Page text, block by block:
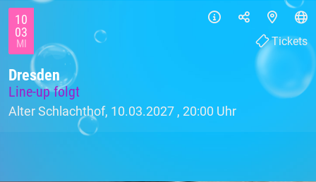
10
03
MI
Dresden
Line-up folgt
Alter Schlachthof, 10.03.2027 , 20:00 Uhr
Tickets